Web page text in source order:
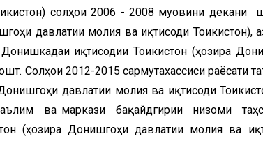
солҳои 2006 - 2008 муовини декани
давлатии молия ва иқтисоди Тоҷикистон),
иқтисодии Тоҷикистон (ҳозира
Солҳои 2012-2015 сармутахассиси раёсати
давлатии молия ва иқтисоди
ва маркази бақайдгирии низоми
(ҳозира Донишгоҳи давлатии молия ва